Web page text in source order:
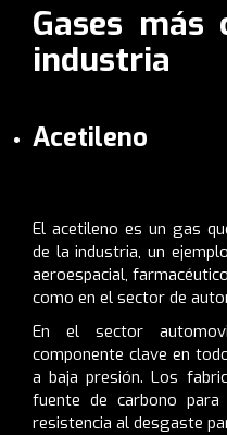
Gases más
industria
Acetileno
El acetileno es un gas
de la industria, un
aeroespacial,
como en el sector de
En el sector
componente clave en
a baja presión. Los
fuente de carbono
resistencia al desgaste